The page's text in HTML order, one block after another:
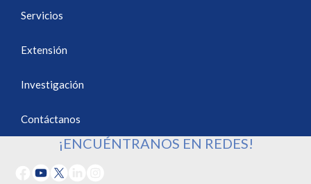
Servicios
Extensión
Investigación
Contáctanos
¡ENCUÉNTRANOS EN REDES!